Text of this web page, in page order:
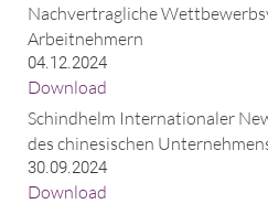
Nachvertragliche
Arbeitnehmern
04.12.2024
Download
Schindhelm Internationaler
des chinesischen
30.09.2024
Download